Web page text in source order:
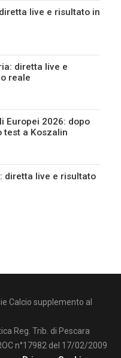
live e risultato in
diretta live e
reale
Europei 2026: dopo
test a Koszalin
diretta live e risultato
Calcio supplemento al
Reg. Trib. di Pescara
n°17982 del 17/02/2009